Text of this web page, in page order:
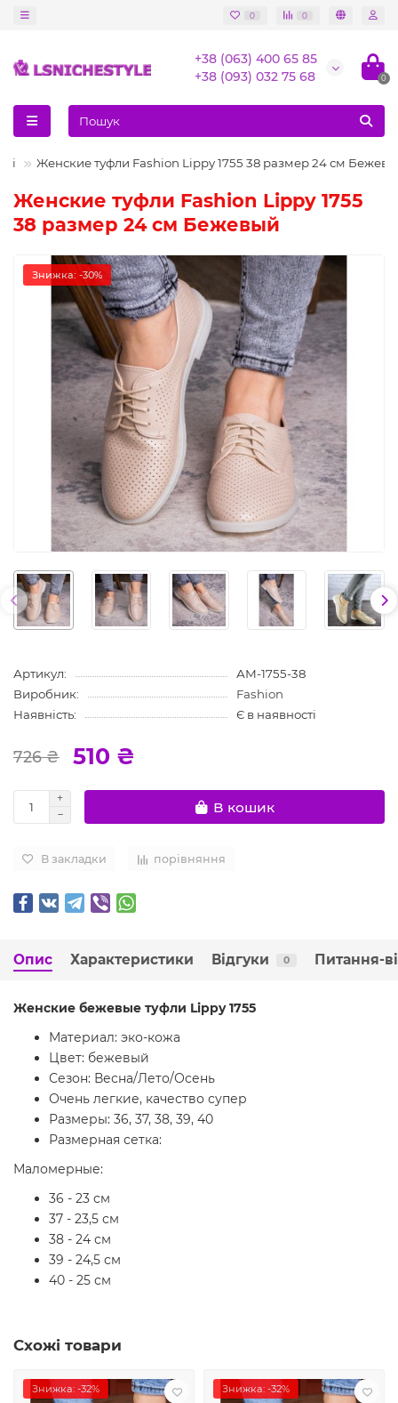
0 0
+38 (063) 400 65 85
+38 (093) 032 75 68
0
Женские туфли Fashion Lippy 1755 38 размер 24 см
Женские туфли Fashion Lippy 1755
38 размер 24 см Бежевый
Знижка: -30%
Артикул:
АМ-1755-38
Виробник:
Fashion
Наявність:
Є в наявності
726 ₴ 510 ₴
В кошик
В закладки порівняння
Опис Характеристики Відгуки 0 Питання-
Женские бежевые туфли Lippy 1755
Материал: эко-кожа
Цвет: бежевый
Сезон: Весна/Лето/Осень
Очень легкие, качество супер
Размеры: 36, 37, 38, 39, 40
Размерная сетка:
Маломерные:
36 - 23 см
37 - 23,5 см
38 - 24 см
39 - 24,5 см
40 - 25 см
Схожі товари
Знижка: -32% Знижка: -32%